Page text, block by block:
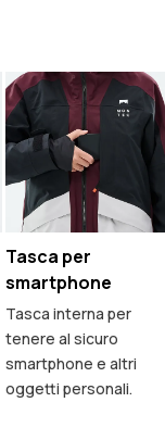
Tasca per
smartphone
Tasca interna per
tenere al sicuro
smartphone e altri
oggetti personali.